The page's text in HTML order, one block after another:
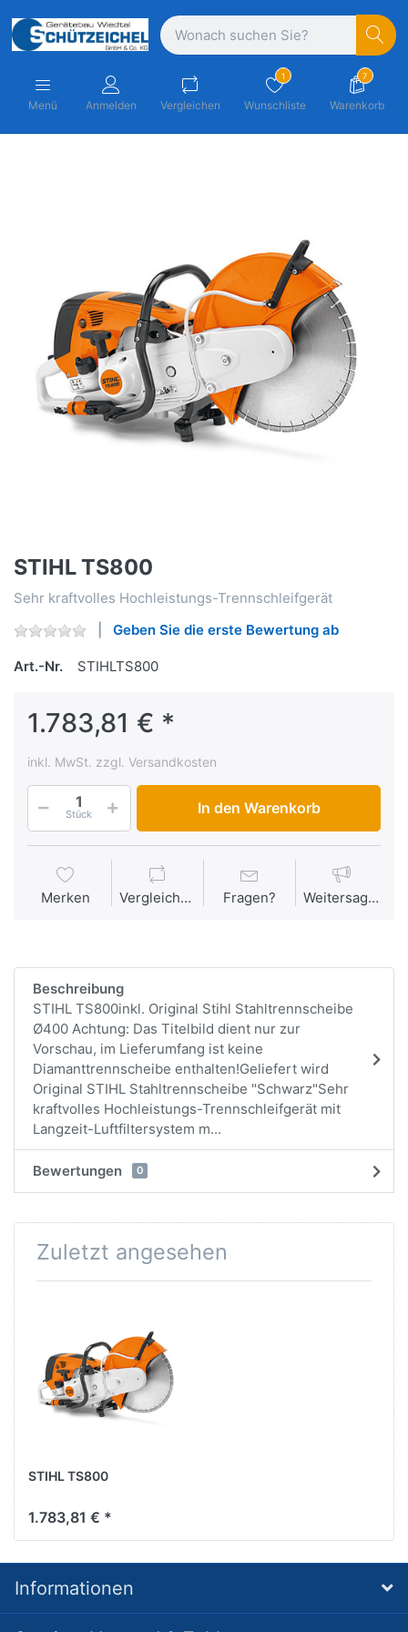
Menü Anmelden Vergleichen
1
Wunschliste
7
Warenkorb
STIHL TS800
Sehr kraftvolles Hochleistungs-Trennschleifgerät
Geben Sie die erste Bewertung ab
Art.-Nr. STIHLTS800
1.783,81 € *
inkl. MwSt. zzgl. Versandkosten
Stück In den Warenkorb
Merken Vergleichen Fragen? Weitersagen
Beschreibung
STIHL TS800inkl. Original Stihl Stahltrennscheibe
Ø400 Achtung: Das Titelbild dient nur zur
Vorschau, im Lieferumfang ist keine
Diamanttrennscheibe enthalten!Geliefert wird
Original STIHL Stahltrennscheibe "Schwarz"Sehr
kraftvolles Hochleistungs-Trennschleifgerät mit
Langzeit-Luftfiltersystem m...
Bewertungen 0
Zuletzt angesehen
STIHL TS800
1.783,81 € *
Informationen